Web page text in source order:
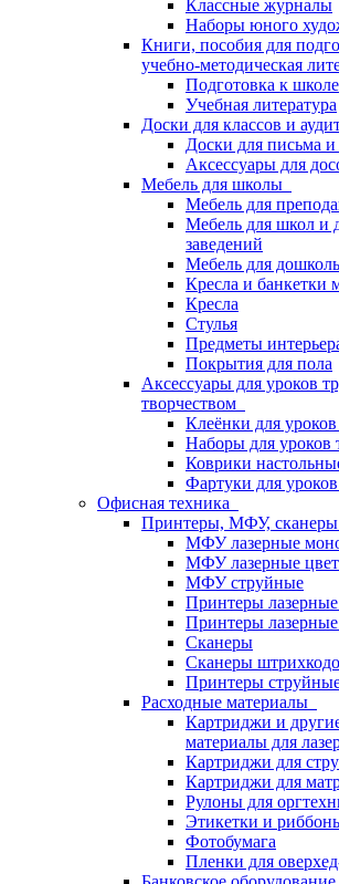
Классные журналы
Наборы юного
Книги, пособия для
учебно-методическая
Подготовка к школе
Учебная литература
Доски для классов и
Доски для письма
Аксессуары для
Мебель для школы
Мебель для
Мебель для школ и
заведений
Мебель для
Кресла и банкетки
Кресла
Стулья
Предметы
Покрытия для пола
Аксессуары для уроков
творчеством
Клеёнки для уроков
Наборы для уроков
Коврики
Фартуки для уроков
Офисная техника
Принтеры, МФУ, сканеры
МФУ лазерные
МФУ лазерные
МФУ струйные
Принтеры
Принтеры
Сканеры
Сканеры
Принтеры
Расходные материалы
Картриджи и
материалы для
Картриджи для
Картриджи для
Рулоны для
Этикетки и
Фотобумага
Пленки для